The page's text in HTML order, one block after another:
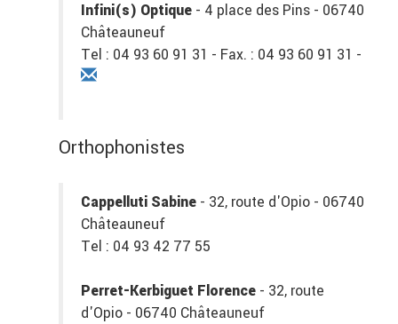
Infini(s) Optique - 4 place des Pins - 06740
Châteauneuf
Tel : 04 93 60 91 31 - Fax. : 04 93 60 91 31 -
Orthophonistes
Cappelluti Sabine - 32, route d'Opio - 06740
Châteauneuf
Tel : 04 93 42 77 55
Perret-Kerbiguet Florence - 32, route
d'Opio - 06740 Châteauneuf